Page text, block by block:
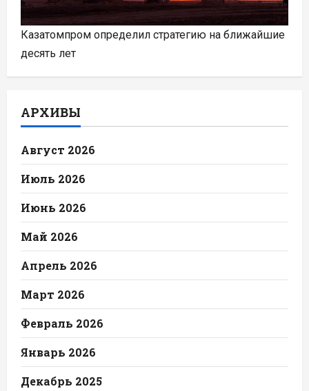
Казатомпром определил стратегию на ближайшие
десять лет
АРХИВЫ
Август 2026
Июль 2026
Июнь 2026
Май 2026
Апрель 2026
Март 2026
Февраль 2026
Январь 2026
Декабрь 2025